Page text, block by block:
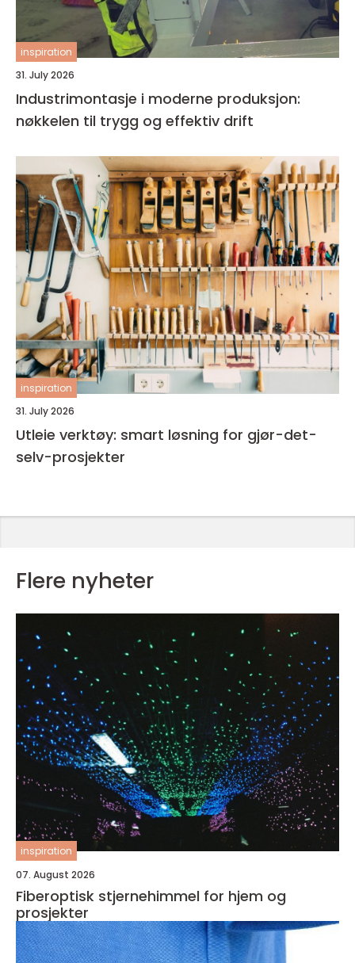
inspiration
31. July 2026
Industrimontasje i moderne produksjon:
nøkkelen til trygg og effektiv drift
inspiration
31. July 2026
Utleie verktøy: smart løsning for gjør-det-
selv-prosjekter
Flere nyheter
inspiration
07. August 2026
Fiberoptisk stjernehimmel for hjem og
prosjekter